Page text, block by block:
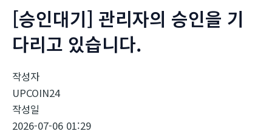
[승인대기] 관리자의 승인을 기
다리고 있습니다.
작성자
UPCOIN24
작성일
2026-07-06 01:29